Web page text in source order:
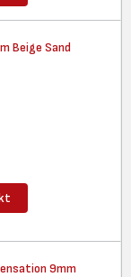
Beige Sand
9mm